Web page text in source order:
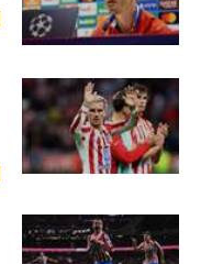
تحقيق في الجول
تحليل في الجول
حكايات في الجول
فيديو في الجول